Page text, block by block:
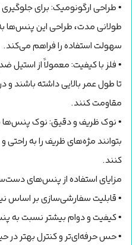
• طراحی ارگونومیک: برای
طولانی مدت، طراحی این پنس‌ها
سهولت استفاده را فراهم می‌کند.
• فلز با کیفیت: معمولاً از
تا طول عمر بالایی داشته باشند و
مقاومت کنند.
• نوک ظریف و دقیق: نوک پنس‌ها
بتوانند مژه‌های ظریف را به
کنند.
مزایای استفاده از پنس‌های
• قابلیت سفارشی‌سازی بر اساس
• کیفیت و دوام بیشتر نسبت به
• حس حرفه‌ای‌تر و کنترل بهتر در